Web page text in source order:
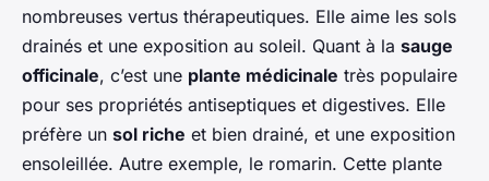
nombreuses vertus thérapeutiques. Elle aime les sols
drainés et une exposition au soleil. Quant à la sauge
officinale, c’est une plante médicinale très populaire
pour ses propriétés antiseptiques et digestives. Elle
préfère un sol riche et bien drainé, et une exposition
ensoleillée. Autre exemple, le romarin. Cette plante